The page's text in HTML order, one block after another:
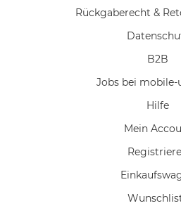
Rückgaberecht &
B2B
Jobs bei mobile-
Hilfe
Mein